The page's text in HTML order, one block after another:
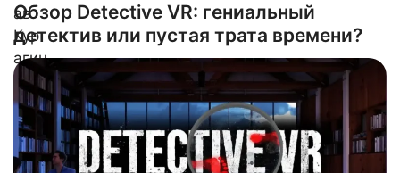
Обзор Detective VR: гениальный
детектив или пустая трата времени?